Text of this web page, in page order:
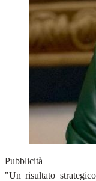
Pubblicità
"Un risultato